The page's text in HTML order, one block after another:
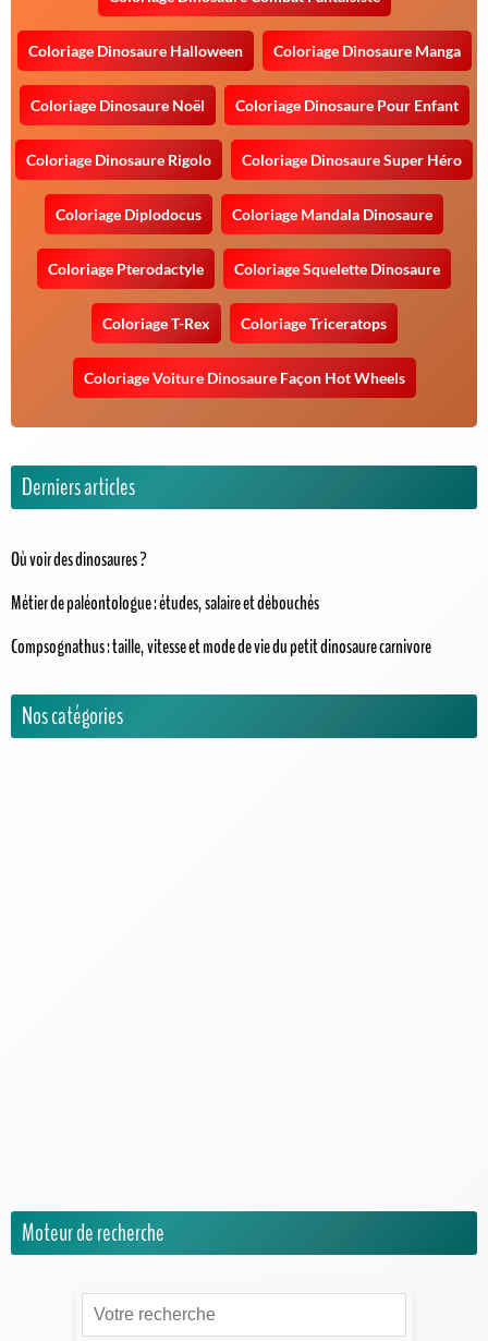
Coloriage Dinosaure Halloween Coloriage Dinosaure Manga
Coloriage Dinosaure Noël Coloriage Dinosaure Pour Enfant
Coloriage Dinosaure Rigolo Coloriage Dinosaure Super Héro
Coloriage Diplodocus Coloriage Mandala Dinosaure
Coloriage Pterodactyle Coloriage Squelette Dinosaure
Coloriage T-Rex Coloriage Triceratops
Coloriage Voiture Dinosaure Façon Hot Wheels
Derniers articles
Où voir des dinosaures ?
Métier de paléontologue : études, salaire et débouchés
Compsognathus : taille, vitesse et mode de vie du petit dinosaure carnivore
Nos catégories
Moteur de recherche